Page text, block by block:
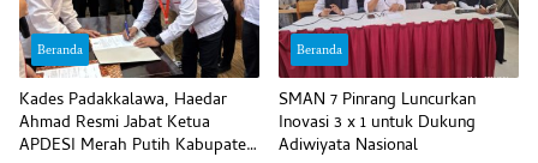
Beranda
Kades Padakkalawa, Haedar
Ahmad Resmi Jabat Ketua
APDESI Merah Putih Kabupaten
Beranda
SMAN 7 Pinrang Luncurkan
Inovasi 3 x 1 untuk Dukung
Adiwiyata Nasional